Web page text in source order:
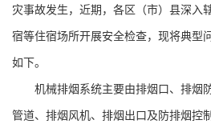
灾事故发生，近期，各区（市）县深入
宿等住宿场所开展安全检查，现将典型
如下。
机械排烟系统主要由排烟口、排烟
管道、排烟风机、排烟出口及防排烟控